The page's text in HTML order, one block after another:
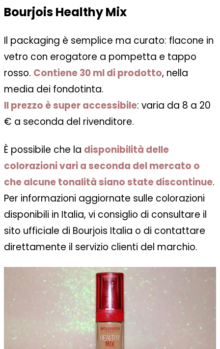
Bourjois Healthy Mix
Il packaging è semplice ma curato: flacone in
vetro con erogatore a pompetta e tappo
rosso. Contiene 30 ml di prodotto, nella
media dei fondotinta.
Il prezzo è super accessibile: varia da 8 a 20
€ a seconda del rivenditore.
È possibile che la disponibilità delle
colorazioni vari a seconda del mercato o
che alcune tonalità siano state discontinue.
Per informazioni aggiornate sulle colorazioni
disponibili in Italia, vi consiglio di consultare il
sito ufficiale di Bourjois Italia o di contattare
direttamente il servizio clienti del marchio.